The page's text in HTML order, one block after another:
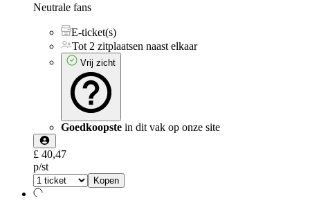
Neutrale fans
E-ticket(s)
Tot 2 zitplaatsen naast elkaar
Vrij zicht
Goedkoopste in dit vak op onze site
£ 40,47
p/st
Kopen